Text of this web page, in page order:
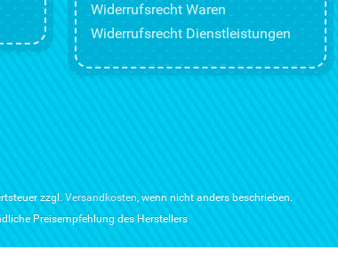
Widerrufsrecht Waren
Widerrufsrecht Dienstleistungen
zzgl. Versandkosten, wenn nicht anders beschrieben.
Preisempfehlung des Herstellers